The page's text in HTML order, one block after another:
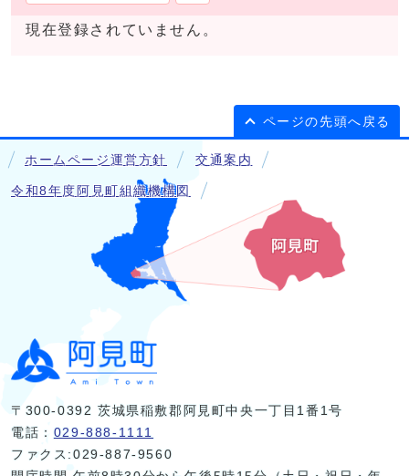
現在登録されていません。
ページの先頭へ戻る
ホームページ運営方針 交通案内
令和8年度阿見町組織機構図
〒300-0392 茨城県稲敷郡阿見町中央一丁目1番1号
電話： 029-888-1111
ファクス:029-887-9560